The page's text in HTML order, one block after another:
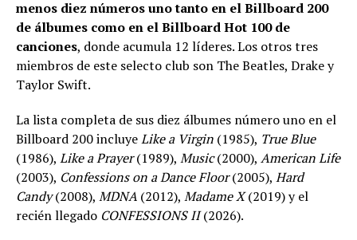
menos diez números uno tanto en el Billboard 200
de álbumes como en el Billboard Hot 100 de
canciones, donde acumula 12 líderes. Los otros tres
miembros de este selecto club son The Beatles, Drake y
Taylor Swift.
La lista completa de sus diez álbumes número uno en el
Billboard 200 incluyeLike a Virgin (1985), True Blue
(1986), Like a Prayer(1989), Music(2000), American Life
(2003), Confessions on a Dance Floor(2005), Hard
Candy(2008), MDNA (2012), Madame X(2019) y el
recién llegado CONFESSIONS II(2026).